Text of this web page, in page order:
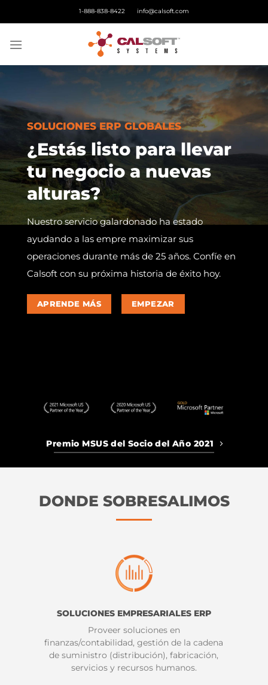
1-888-838-8422 info@calsoft.com
SOLUCIONES ERP GLOBALES
¿Estás listo para llevar
tu negocio a nuevas
alturas?
Nuestro servicio galardonado ha estado
ayudando a las empre maximizar sus
operaciones durante más de 25 años. Confíe en
Calsoft con su próxima historia de éxito hoy.
APRENDE MÁS EMPEZAR
Premio MSUS del Socio del Año 2021
DONDE SOBRESALIMOS
SOLUCIONES EMPRESARIALES ERP
Proveer soluciones en
finanzas/contabilidad, gestión de la cadena
de suministro (distribución), fabricación,
servicios y recursos humanos.